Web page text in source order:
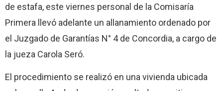
de estafa, este viernes personal de la Comisaría
Primera llevó adelante un allanamiento ordenado por
el Juzgado de Garantías N° 4 de Concordia, a cargo de
la jueza Carola Seró.
El procedimiento se realizó en una vivienda ubicada